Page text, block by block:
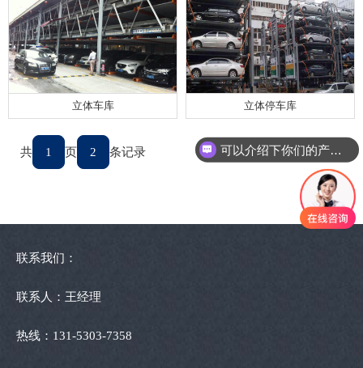
立体车库 立体停车库
共 1 页 2 条记录
联系我们：
联系人：王经理
热线：131-5303-7358
可以介绍下你们的产品么